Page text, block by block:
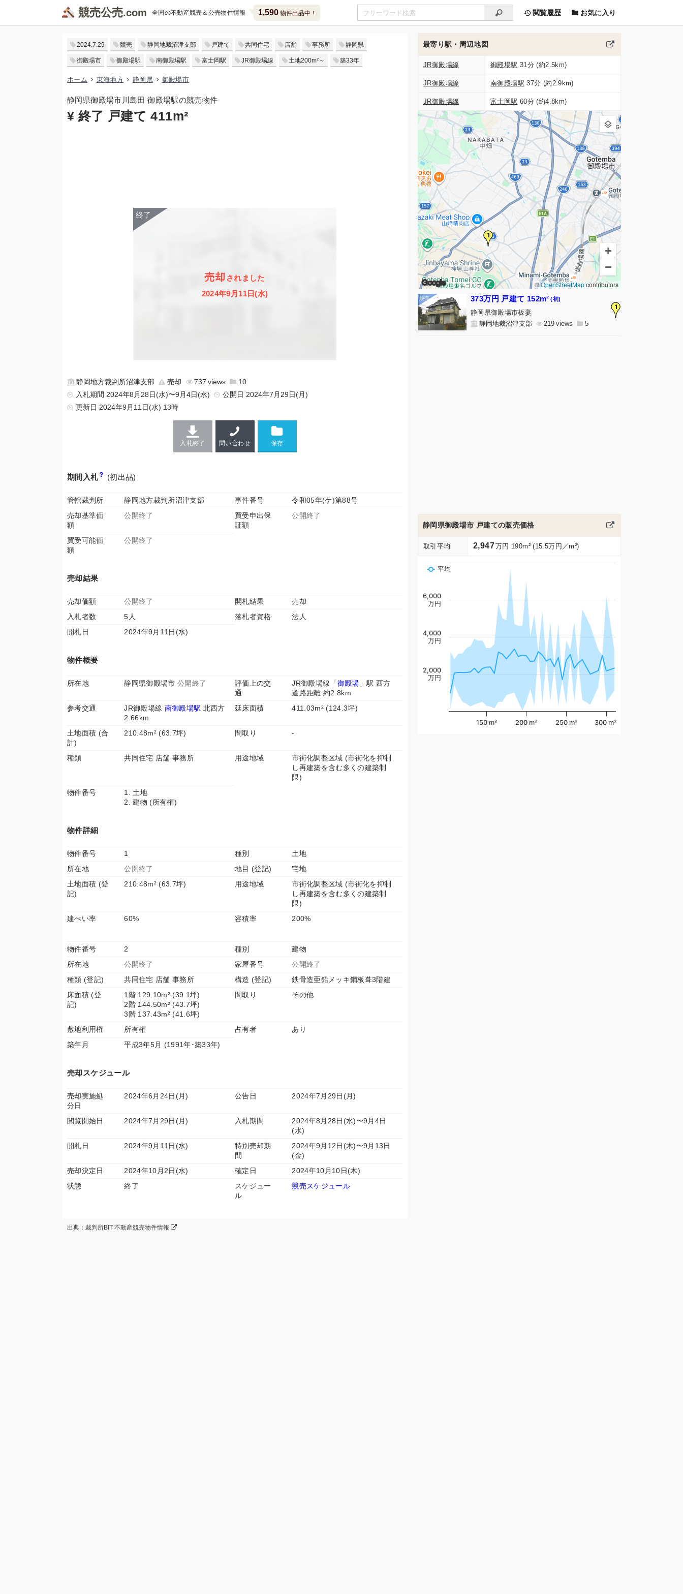
競売公売 全国の不動産競売＆公売物件情報 1,590物件出品中！ 閲覧履歴 お気に入り
2024.7.29 競売 静岡地裁沼津支部 戸建て 共同住宅 店舗 事務所 静岡県
御殿場市 御殿場駅 南御殿場駅 富士岡駅 JR御殿場線 土地200m²～ 築33年
ホーム 東海地方 静岡県 御殿場市
静岡県御殿場市川島田 御殿場駅の競売物件
¥ 終了 戸建て 411m²
売却 されました
2024年9月11日(水)
静岡地方裁判所沼津支部 売却 737
10
入札期間 2024年8月28日(水)〜9月4日(水)
公開日 2024年7月29日(月)
更新日 2024年9月11日(水) 13時
入札終了 問い合わせ
期間入札 (初出品)
管轄裁判所 静岡地方裁判所沼津支部 事件番号
令和05年(ケ)第88号
売却基準価
額
公開終了
買受申出保
証額
公開終了
買受可能価
額
公開終了
売却結果
売却価額 公開終了 開札結果
売却
入札者数
5人 落札者資格
法人
開札日
2024年9月11日(水)
物件概要
所在地 静岡県御殿場市 公開終了
評価上の交
通
JR御殿場線「御殿場 」駅 西方
道路距離 約2.8km
参考交通
JR御殿場線 南御殿場駅 北西方
2.66km
延床面積 411.03m² (124.3坪)
土地面積 (合
計)
210.48m² (63.7坪) 間取り -
種類 共同住宅 店舗 事務所 用途地域
市街化調整区域 (市街化を抑制
し再建築を含む多くの建築制
限)
物件番号
1. 土地
2. 建物 (所有権)
物件詳細
物件番号 1 種別
土地
所在地
公開終了 地目 (登記)
宅地
土地面積 (登
記)
210.48m² (63.7坪) 用途地域
市街化調整区域 (市街化を抑制
し再建築を含む多くの建築制
限)
建ぺい率
60% 容積率 200%
物件番号 2 種別
建物
所在地
公開終了 家屋番号
公開終了
種類 (登記)
共同住宅 店舗 事務所 構造 (登記)
鉄骨造亜鉛メッキ鋼板葺3階建
床面積 (登
記)
1階 129.10m² (39.1坪)
2階 144.50m² (43.7坪)
3階 137.43m² (41.6坪)
間取り その他
敷地利用権 所有権 占有者
あり
築年月
平成3年5月 (1991年･築33年)
売却スケジュール
売却実施処
分日
2024年6月24日(月) 公告日 2024年7月29日(月)
閲覧開始日 2024年7月29日(月) 入札期間
2024年8月28日(水)〜9月4日
(水)
開札日
2024年9月11日(水)
特別売却期
間
2024年9月12日(木)〜9月13日
(金)
売却決定日
2024年10月2日(水) 確定日
2024年10月10日(木)
状態
終了
スケジュー
ル
競売スケジュール
出典：裁判所BIT 不動産競売物件情報
最寄り駅・周辺地図
JR御殿場線 御殿場駅 31分 (約2.5km)
JR御殿場線 南御殿場駅 37分 (約2.9km)
JR御殿場線 富士岡駅 60分 (約4.8km)
1
Google
+
−
©OpenStreetMapcontributors
1
373万円 戸建て 152m² (初)
静岡県御殿場市板妻
静岡地裁沼津支部
219 5
静岡県御殿場市 戸建ての販売価格
取引平均 2,947万円 190m² (15.5万円／m²)
平均
150 m² 200 m² 250 m² 300 m²
2,000
万円
4,000
万円
6,000
万円